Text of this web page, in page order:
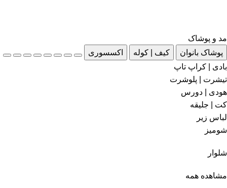
مد و پوشاک
پوشاک بانوان
کیف | کوله
اکسسوری
بادی | کراپ تاپ
تیشرت | پلوشرت
هودی | دورس
کت | جلیقه
لباس زیر
شومیز
شلوار
مشاهده همه